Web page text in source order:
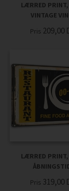
LÆRRED
VINTAGE
Pris 209,00
LÆRRED
Pris 319,00